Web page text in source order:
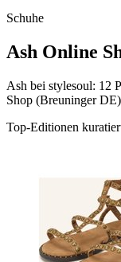
Schuhe
Ash Online
Ash bei stylesoul: 12
Shop (Breuninger
Top-Editionen